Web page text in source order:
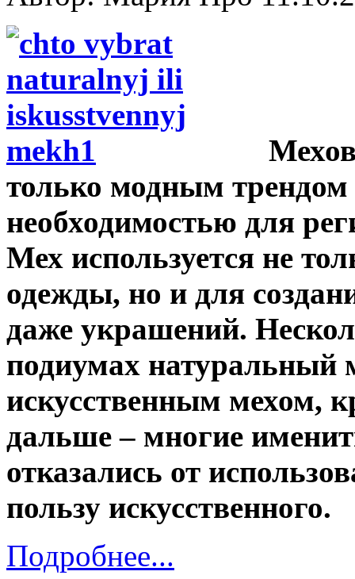
только модным
необходимостью для
Мех используется не
одежды, но и для
даже украшений.
подиумах натуральный
искусственным мехом,
дальше – многие
отказались от
пользу искусственного.
Подробнее...